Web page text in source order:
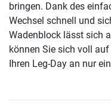
bringen. Dank des
Wechsel schnell und
Wadenblock lässt sich
können Sie sich voll
Ihren Leg-Day an nur